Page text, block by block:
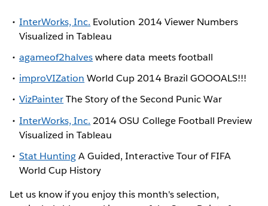
InterWorks, Inc. Evolution 2014 Viewer Numbers
Visualized in Tableau
agameof2halveswhere data meets football
improVIZation World Cup 2014 Brazil GOOOALS!!!
VizPainterThe Story of the Second Punic War
InterWorks, Inc. 2014 OSU College Football Preview
Visualized in Tableau
Stat HuntingA Guided, Interactive Tour of FIFA
World Cup History
Let us know if you enjoy this month's selection,